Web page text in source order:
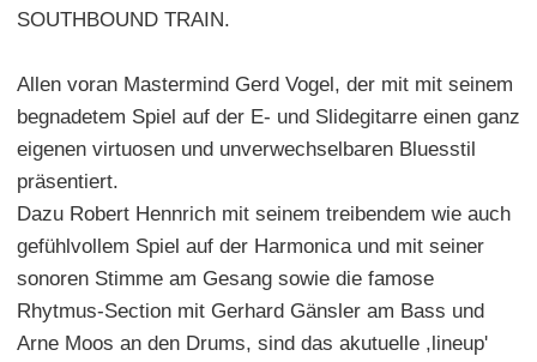
SOUTHBOUND TRAIN.
Allen voran Mastermind Gerd Vogel, der mit mit seinem
begnadetem Spiel auf der E- und Slidegitarre einen ganz
eigenen virtuosen und unverwechselbaren Bluesstil
präsentiert.
Dazu Robert Hennrich mit seinem treibendem wie auch
gefühlvollem Spiel auf der Harmonica und mit seiner
sonoren Stimme am Gesang sowie die famose
Rhytmus-Section mit Gerhard Gänsler am Bass und
Arne Moos an den Drums, sind das akutuelle ,lineup'